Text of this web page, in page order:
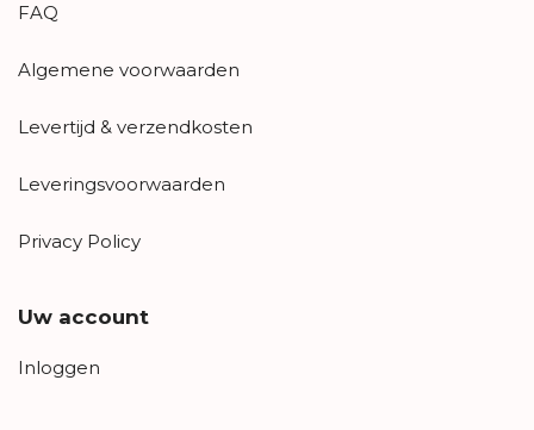
FAQ
Algemene voorwaarden
Levertijd & verzendkosten
Leveringsvoorwaarden
Privacy Policy
Uw account
Inloggen